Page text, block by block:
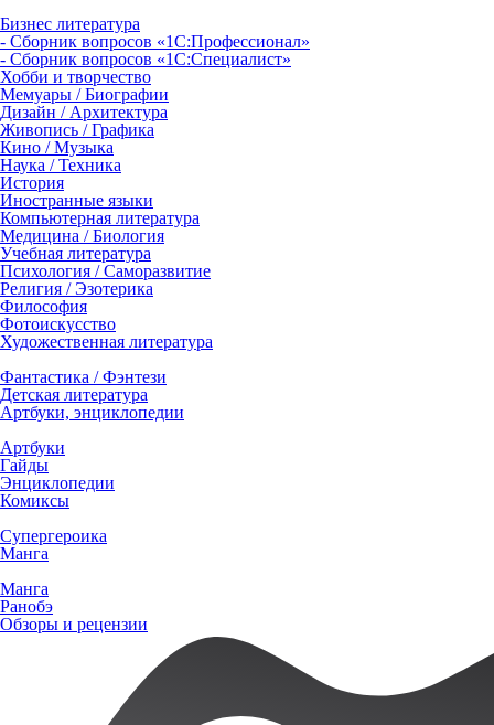
Бизнес литература
- Сборник вопросов «1С:Профессионал»
- Сборник вопросов «1С:Специалист»
Хобби и творчество
Мемуары / Биографии
Дизайн / Архитектура
Живопись / Графика
Кино / Музыка
Наука / Техника
История
Иностранные языки
Компьютерная литература
Медицина / Биология
Учебная литература
Психология / Саморазвитие
Религия / Эзотерика
Философия
Фотоискусство
Художественная литература
Фантастика / Фэнтези
Детская литература
Артбуки, энциклопедии
Артбуки
Гайды
Энциклопедии
Комиксы
Супергероика
Манга
Манга
Ранобэ
Обзоры и рецензии